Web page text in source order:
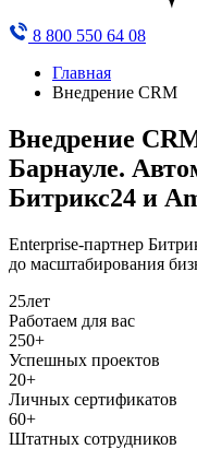
8 800 550 64 08
Главная
Внедрение CRM
Внедрение
Барнауле.
Битрикс24 и
Enterprise-партнер
до масштабирования
25лет
Работаем для вас
250+
Успешных проектов
20+
Личных сертификатов
60+
Штатных сотрудников